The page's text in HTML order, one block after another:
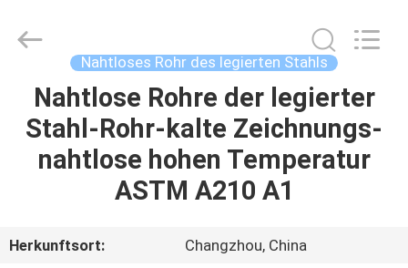
HAUS
PRODUKTE
US
Tube
Reserved.
Nahtloses Rohr des legierten Stahls
Nahtlose Rohre der legierter
Stahl-Rohr-kalte Zeichnungs-
nahtlose hohen Temperatur
ASTM A210 A1
Herkunftsort:
Changzhou, China